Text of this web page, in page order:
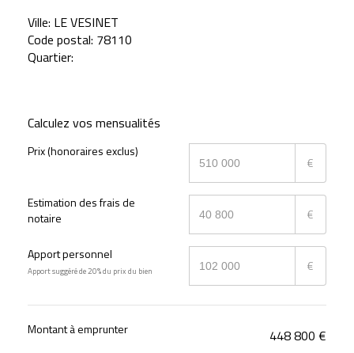
Ville: LE VESINET
Code postal: 78110
Quartier:
Calculez vos mensualités
Prix (honoraires exclus)
€
Estimation des frais de
notaire
€
Apport personnel
Apport suggéré de 20% du prix du bien €
Montant à emprunter 448 800 €